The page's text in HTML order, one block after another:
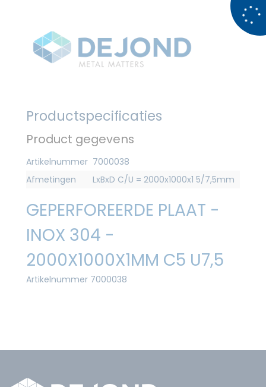
Productspecificaties
Product gegevens
Artikelnummer 7000038
Afmetingen
LxBxD C/U = 2000x1000x1 5/7,5mm
GEPERFOREERDE PLAAT -
INOX 304 -
2000X1000X1MM C5 U7,5
Artikelnummer 7000038